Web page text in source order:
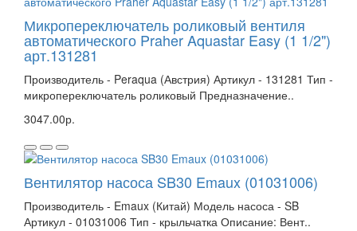
Микропереключатель роликовый вентиля
автоматического Praher Aquastar Easy (1 1/2")
арт.131281
Производитель - Peraqua (Австрия) Артикул - 131281 Тип -
микропереключатель роликовый Предназначение..
3047.00р.
Вентилятор насоса SB30 Emaux (01031006)
Производитель - Emaux (Китай) Модель насоса - SB
Артикул - 01031006 Тип - крыльчатка Описание: Вент..